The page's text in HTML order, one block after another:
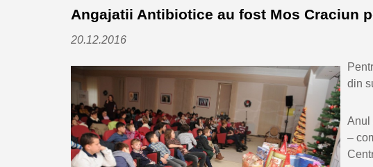
Angajatii Antibiotice au fost Mos Craciun
20.12.2016
P
din
Anul
–